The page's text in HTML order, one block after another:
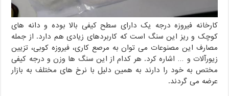
کارخانه فیروزه درجه یک دارای سطح کیفی بالا بوده و دانه های
کوچک و ریز این سنگ است که کاربردهای زیادی هم دارد. از جمله
مصارف این مصنوعات می توان به مرصع کاری، فیروزه کوبی، تزیین
زیورآلات و … اشاره کرد. هر کدام از این سنگ ها وزن و درجه کیفی
مختص به خود را دارند به همین دلیل با نرخ های مختلف به بازار
عرضه می گردند.